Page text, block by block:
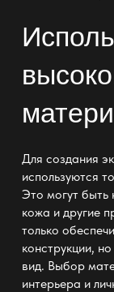
Для создания
используются
Это могут быть
кожа и другие
только
конструкции,
вид. Выбор
интерьера и